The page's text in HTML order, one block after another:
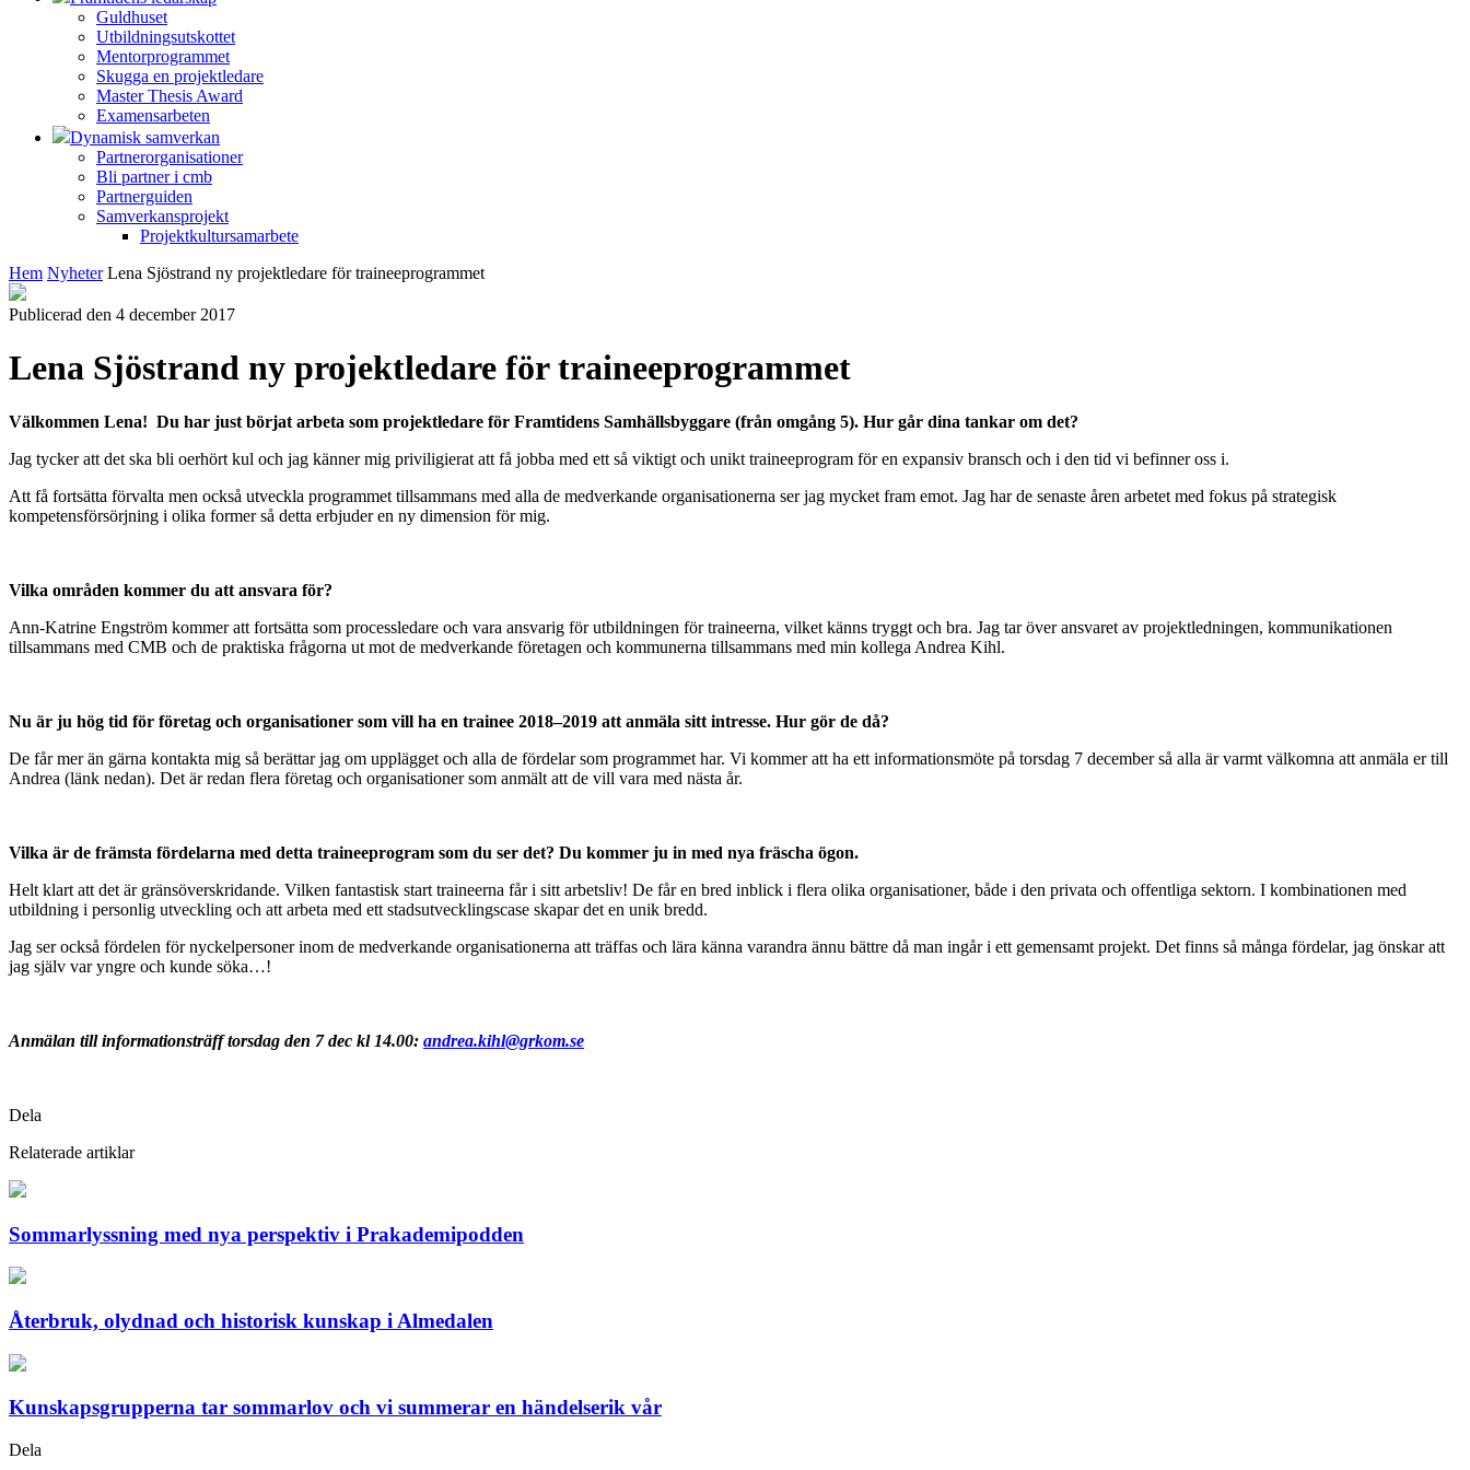
Guldhuset
Utbildningsutskottet
Mentorprogrammet
Skugga en projektledare
Master Thesis Award
Examensarbeten
Dynamisk samverkan
Partnerorganisationer
Bli partner i cmb
Partnerguiden
Samverkansprojekt
Projektkultursamarbete
Hem Nyheter Lena Sjöstrand ny projektledare för traineeprogrammet
Publicerad den 4 december 2017
Lena Sjöstrand ny projektledare för traineeprogrammet
Välkommen Lena! Du har just börjat arbeta som projektledare för Framtidens Samhällsbyggare (från omgång 5). Hur går dina tankar om det?
Jag tycker att det ska bli oerhört kul och jag känner mig priviligierat att få jobba med ett så viktigt och unikt traineeprogram för en expansiv bransch och i den tid vi befinner oss i.
Att få fortsätta förvalta men också utveckla programmet tillsammans med alla de medverkande organisationerna ser jag mycket fram emot. Jag har de senaste åren arbetet med fokus på strategisk
kompetensförsörjning i olika former så detta erbjuder en ny dimension för mig.
Vilka områden kommer du att ansvara för?
Ann-Katrine Engström kommer att fortsätta som processledare och vara ansvarig för utbildningen för traineerna, vilket känns tryggt och bra. Jag tar över ansvaret av projektledningen, kommunikationen
tillsammans med CMB och de praktiska frågorna ut mot de medverkande företagen och kommunerna tillsammans med min kollega Andrea Kihl.
Nu är ju hög tid för företag och organisationer som vill ha en trainee 2018–2019 att anmäla sitt intresse. Hur gör de då?
De får mer än gärna kontakta mig så berättar jag om upplägget och alla de fördelar som programmet har. Vi kommer att ha ett informationsmöte på torsdag 7 december så alla är varmt välkomna att anmäla er till
Andrea (länk nedan). Det är redan flera företag och organisationer som anmält att de vill vara med nästa år.
Vilka är de främsta fördelarna med detta traineeprogram som du ser det? Du kommer ju in med nya fräscha ögon.
Helt klart att det är gränsöverskridande. Vilken fantastisk start traineerna får i sitt arbetsliv! De får en bred inblick i flera olika organisationer, både i den privata och offentliga sektorn. I kombinationen med
utbildning i personlig utveckling och att arbeta med ett stadsutvecklingscase skapar det en unik bredd.
Jag ser också fördelen för nyckelpersoner inom de medverkande organisationerna att träffas och lära känna varandra ännu bättre då man ingår i ett gemensamt projekt. Det finns så många fördelar, jag önskar att
jag själv var yngre och kunde söka…!
Anmälan till informationsträff torsdag den 7 dec kl 14.00: andrea.kihl@grkom.se
Dela
Relaterade artiklar
Sommarlyssning med nya perspektiv i Prakademipodden
Återbruk, olydnad och historisk kunskap i Almedalen
Kunskapsgrupperna tar sommarlov och vi summerar en händelserik vår
Dela